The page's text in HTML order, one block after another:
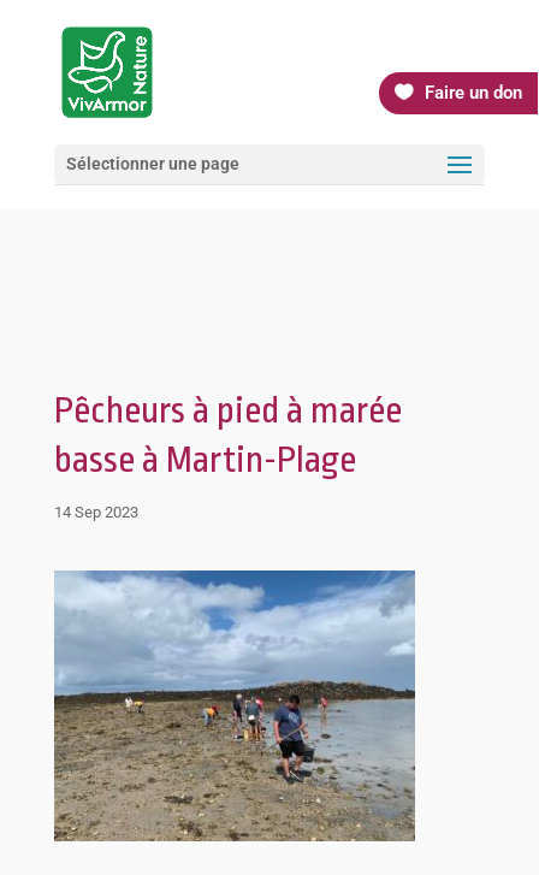
Faire un don
Sélectionner une page
Pêcheurs à pied à marée
basse à Martin-Plage
14 Sep 2023